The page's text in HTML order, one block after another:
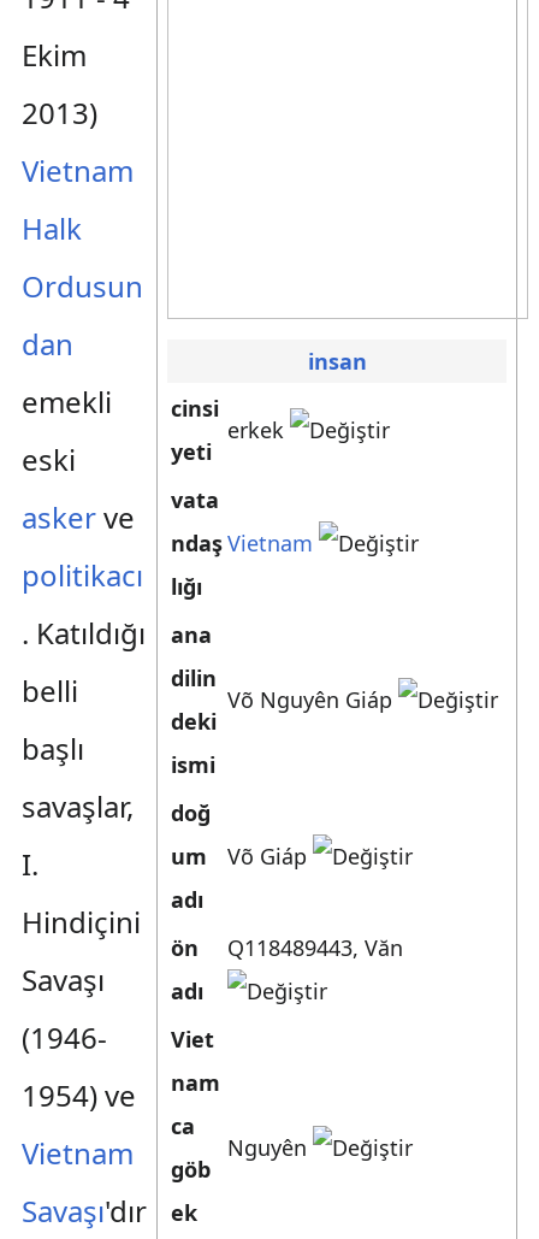
insan
cinsi
yeti
erkek
vata
ndaş
lığı
Vietnam
ana
dilin
deki
ismi
Võ Nguyên Giáp
doğ
um
adı
Võ Giáp
ön
adı
Q118489443,Văn
Viet
nam
ca
göb
ek
Nguyên
Ekim
2013)
Vietnam
Halk
Ordusun
dan
emekli
eski
askerve
politikacı
. Katıldığı
belli
başlı
savaşlar,
I.
Hindiçini
Savaşı
(1946-
1954) ve
Vietnam
Savaşı'dır